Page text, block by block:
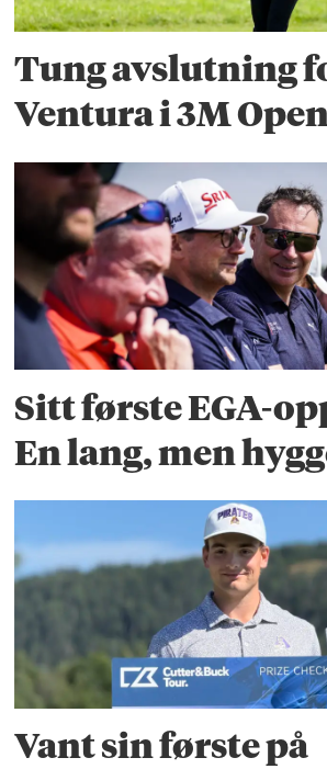
Tung avslutning
Ventura i 3M
Sitt første EGA-
En lang, men
Vant sin første på